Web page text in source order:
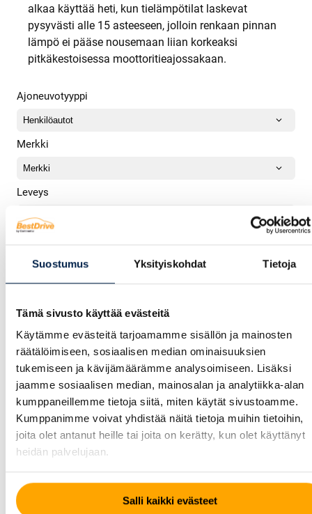
Suostumus Yksityiskohdat Tietoja
Tämä sivusto käyttää evästeitä
Käytämme evästeitä tarjoamamme sisällön ja mainosten
räätälöimiseen, sosiaalisen median ominaisuuksien
tukemiseen ja kävijämäärämme analysoimiseen. Lisäksi
jaamme sosiaalisen median, mainosalan ja analytiikka-alan
kumppaneillemme tietoja siitä, miten käytät sivustoamme.
Kumppanimme voivat yhdistää näitä tietoja muihin tietoihin,
joita olet antanut heille tai joita on kerätty, kun olet käyttänyt
heidän palvelujaan.
Salli kaikki evästeet
alkaa käyttää heti, kun tielämpötilat laskevat
pysyvästi alle 15 asteeseen, jolloin renkaan pinnan
lämpö ei pääse nousemaan liian korkeaksi
pitkäkestoisessa moottoritieajossakaan.
Ajoneuvotyyppi
Merkki
Leveys
Vannekoko
Katso rengasmerkinnät ohje ›
Ajoneuvotyyppi: Henkilöautot